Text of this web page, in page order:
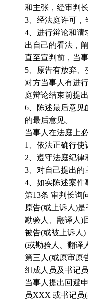
和主张，经审判
3 、经法庭许可
4 、进行辩论和
出自己的看法，
直至宣判前，当
5 、原告有放弃
对方当事人有进
庭辩论结束前提出
6 、陈述最后意
的最后意见。
当事人在法庭上
1
、依法正确行使
2 、遵守法庭纪
3 、对自己提出
4 、如实陈述案
第13条 审判长询
原告(或上诉人 )是
勘验人、翻译人 )
被告(或被上诉人 )
(或勘验人、翻译
第三人 (或原审原
组成人员及书记
当事人提出回避
员XXX 或书记员(